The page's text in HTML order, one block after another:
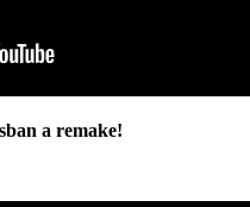
a remake!